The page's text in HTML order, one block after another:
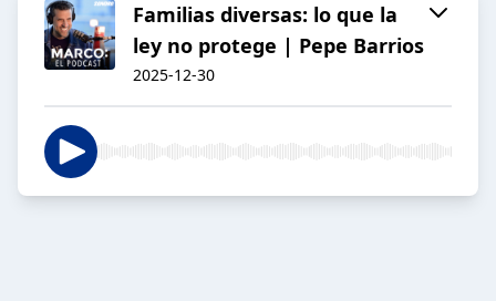
Familias diversas: lo que la
ley no protege | Pepe Barrios
2025-12-30